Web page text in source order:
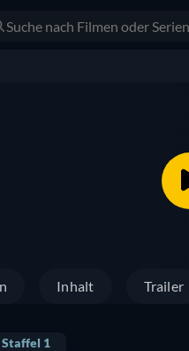
Inhalt Trailer
Staffel 1